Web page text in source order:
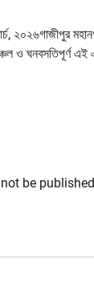
২০২৬গাজীপুর
ও ঘনবসতিপূর্ণ
be